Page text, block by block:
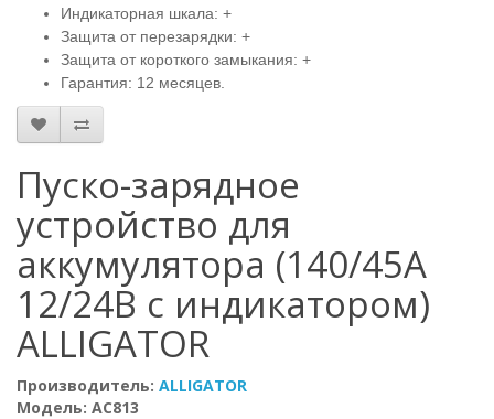
Индикаторная шкала: +
Защита от перезарядки: +
Защита от короткого замыкания: +
Гарантия: 12 месяцев.
Пуско-зарядное
устройство для
аккумулятора (140/45А
12/24В с индикатором)
ALLIGATOR
Производитель: ALLIGATOR
Модель: AC813